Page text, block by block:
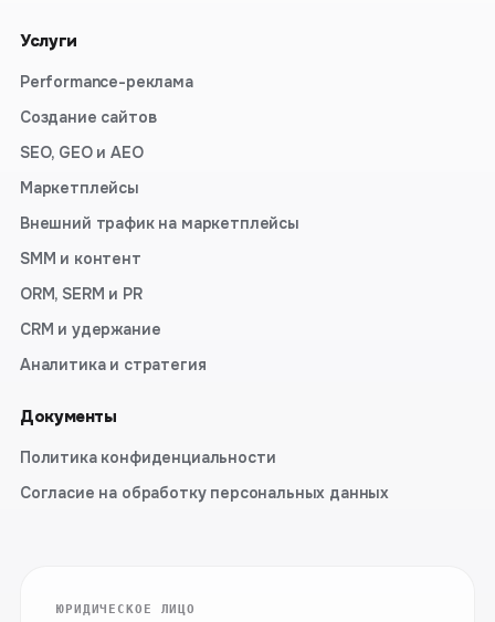
Услуги
Performance-реклама
Создание сайтов
SEO, GEO и AEO
Маркетплейсы
Внешний трафик на маркетплейсы
SMM и контент
ORM, SERM и PR
CRM и удержание
Аналитика и стратегия
Документы
Политика конфиденциальности
Согласие на обработку персональных данных
ЮРИДИЧЕСКОЕ ЛИЦО